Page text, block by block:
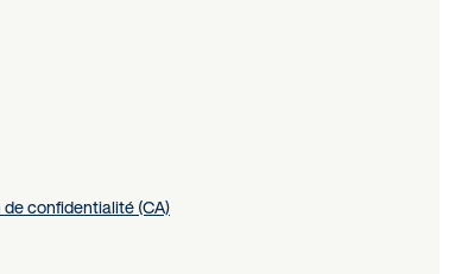
confidentialité (CA)